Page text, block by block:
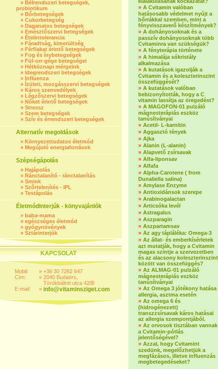
» Bélrendszeri betegségek,
probiotikum
» Bőrbetegségek
» Cukorbetegség
» Daganatos betegségek
» Emésztőszervi betegségek
» Ételintolerancia
» Fáradtság, kimerültség
» Férfiakat érintő betegségek
» Fog és ínybetegségek
» Fül-orr-gége betegségei
» Hétköznapi mérgeink
» Idegrendszeri betegségek
» Influenza
» Ízületi, mozgásszervi betegségek
» Káros szenvedélyek
» Légzőszervi betegségek
» Nőket érintő betegségek
» Stressz
» Szem betegségek
» Szív és érrendszeri betegségek
Alternatív megoldások
» Környezettudatos életmód
» Megújuló energiaforrások
Szépségápolás
» Hajápolás
» Ránctalanító - ránctalanítás
» Smink
» Szőrtelenítés - IPL
» Testápolás
Életmódinterjúk - könyvajánlók
» baba-mama
» egészséges életmód
» gyógynövények
» Sztárinterjúk
KAPCSOLAT
Mobil:
Cím:
E-mail:
»
»
»
+36 30 7262 647
2040 Budaörs,
Törökbálinti utca 42/B
info@vitaminsziget.com
» A Cvitamin valóban
hatásosabb védelmet nyújt a
bőrrákkal szemben, mint a
fényvisszaverő készítmények?
» A dohányosoknak és a
passzív dohányosoknak több
Cvitaminra van szükségük?
» A fényterápia története
» A himalája sókristály
alkalmazása
» A kutatások igazolják a
Cvitamin és a koleszterinszint
összefüggését?
» A kutatások valóban
bebizonyították, hogy a C
vitamin lassítja az öregedést?
» A MAGOFON-01 pulzáló
mágnesterápiás eszköz
tanúsítványai
» Acetil- L-karnitin
» Aggasztó tények
» Ajka
» Alanin (L-alanin)
» Alapvető zsírsavak
» Alfa-liponsav
» Alfafa
» Alpha-Carotene ( from
Dunaliella salina)
» Amylase Enzyme
» Antioxidánsok szerepe
» Arabinogalactan
» Articsóka levél
» Astragalus
» Aszparagin
» Aszpartamsav
» Az agy tápláléka: Omega-3
» Az állat- és emberkísérletek
azt mutatják, hogy a Cvitamin
magas szintje a szervezetben
és az alacsony koleszterinszint
között van összefüggés?
» Az ALMAG-01 pulzáló
mágnesterápiás eszköz
tanúsítványai
» Az Omega 3 jótékony hatása
allergia, asztma esetén
» Az omega 6 és
(hidrogénezett)
transzzsírsavak káros hatásai
az allergia szempontjából.
» Az orvosok tisztában vannak
a Cvitamin-pótlás
jelentőségével?
» Azzal, hogy Cvitamint
szedünk, megelőzhetjük a
megfázásos, illetve influenzás
megbetegedéseket?